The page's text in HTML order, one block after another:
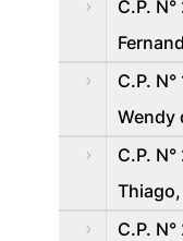
C.P.
C.P.
Wendy
C.P.
C.P.